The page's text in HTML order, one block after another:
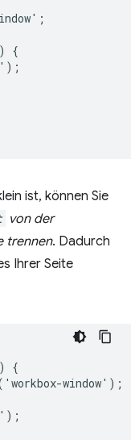
{
ist, können Sie
von der
trennen. Dadurch
Ihrer Seite
{
window');